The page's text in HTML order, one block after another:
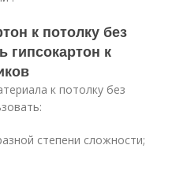
к потолку без
гипсокартон к
к потолку без
степени сложности;